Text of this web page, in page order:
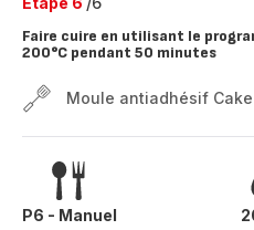
Faire cuire en utilisant le
200°C pendant 50 minutes
Moule antiadhésif
P6 - Manuel